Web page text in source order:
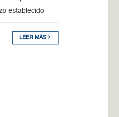
establecido
LEER MÁS